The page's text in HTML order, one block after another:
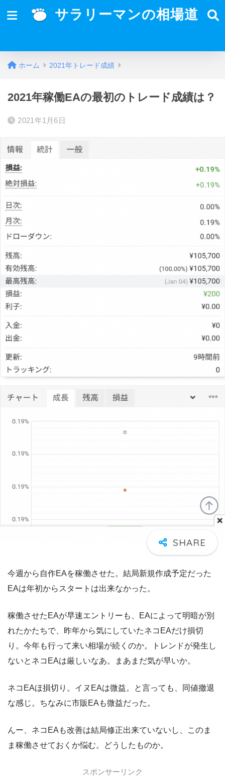
サラリーマンの相場道
ホーム 2021年トレード成績
2021年稼働EAの最初のトレード成績は？
2021年1月6日
今週から自作EAを稼働させた。結局新規作成予定だった
EAは年初からスタートは出来なかった。
稼働させたEAが早速エントリーも、EAによって明暗が別
れたかたちで、昨年から気にしていたネコEAだけ損切
り。今年も行って来い相場が続くのか。トレンドが発生し
ないとネコEAは厳しいなあ。まあまだ気が早いか。
ネコEAほ損切り。イヌEAは微益。と言っても、同値撤退
な感じ。ちなみに市販EAも微益だった。
んー、ネコEAも改善は結局修正出来ていないし、このま
ま稼働させておくか悩む。どうしたものか。
スポンサーリンク